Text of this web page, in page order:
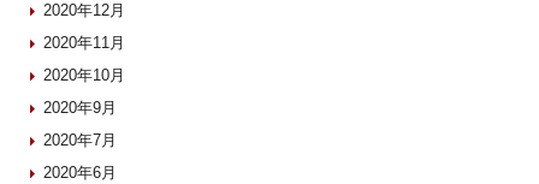
2020年12月
2020年11月
2020年10月
2020年9月
2020年7月
2020年6月